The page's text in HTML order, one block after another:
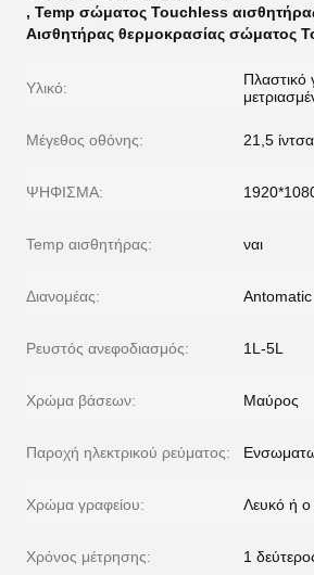
, Temp σώματος Touchless
Αισθητήρας θερμοκρασίας σώματος
Υλικό:
Πλαστικό
Μέγεθος οθόνης: 21,5 ίντσα
ΨΗΦΙΣΜΑ:
Temp αισθητήρας: ναι
Διανομέας: Antomatic
Ρευστός ανεφοδιασμός: 1L-5L
Χρώμα βάσεων: Μαύρος
Παροχή ηλεκτρικού ρεύματος:
Χρώμα γραφείου: Λευκό ή
Χρόνος μέτρησης: 1